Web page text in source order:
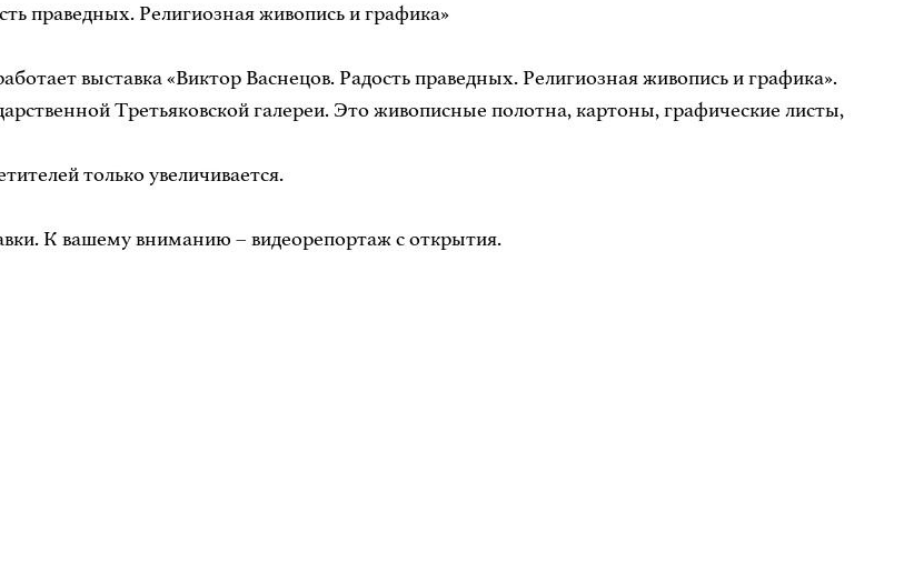
праведных. Религиозная живопись и графика»
выставка «Виктор Васнецов. Радость праведных. Религиозная живопись и графика».
Третьяковской галереи. Это живописные полотна, картоны, графические листы,
только увеличивается.
К вашему вниманию – видеорепортаж с открытия.